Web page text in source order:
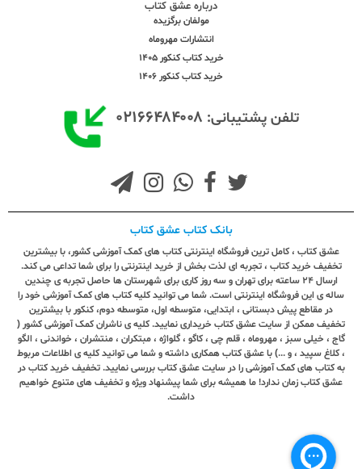
درباره عشق کتاب
مولفان برگزیده
انتشارات مهروماه
خرید کتاب کنکور 1405
خرید کتاب کنکور 1406
تلفن پشتیبانی: ۰۲۱۶۶۴۸۴۰۰۸
بانک کتاب عشق کتاب
عشق کتاب ، کامل ترین فروشگاه اینترنتی کتاب های کمک آموزشی کشور، با بیشترین
تخفیف خرید کتاب ، تجربه ای لذت بخش از خرید اینترنتی را برای شما تداعی می کند.
ارسال ٢٤ ساعته برای تهران و سه روز کاری برای شهرستان ها حاصل تجربه ی چندین
ساله ی این فروشگاه اینترنتی است. شما می توانید کلیه کتاب های کمک آموزشی خود را
در مقاطع پیش دبستانی ، ابتدایی، متوسطه اول، متوسطه دوم، کنکور با بیشترین
تخفیف ممکن از سایت عشق کتاب خریداری نمایید. کلیه ی ناشران کمک آموزشی کشور (
گاج ، خیلی سبز ، مهروماه ، قلم چی ، کاگو ، گلواژه ، مبتکران ، منتشران ، خواندنی ، الگو
، کلاغ سپید ، و ...) با عشق کتاب همکاری داشته و شما می توانید کلیه ی اطلاعات مربوط
به کتاب های کمک آموزشی را در سایت عشق کتاب بررسی نمایید. تخفیف خرید کتاب در
عشق کتاب زمان ندارد! ما همیشه برای شما پیشنهاد ویژه و تخفیف های متنوع خواهیم
داشت.